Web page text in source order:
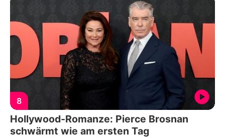
8
Hollywood-Romanze: Pierce Brosnan
schwärmt wie am ersten Tag